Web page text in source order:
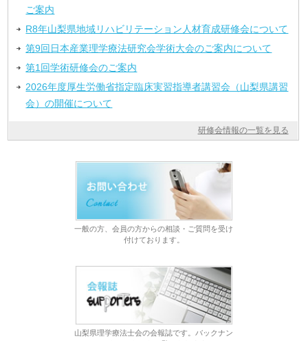
ご案内
R8年山梨県地域リハビリテーション人材育成研修会について
第9回日本産業理学療法研究会学術大会のご案内について
第1回学術研修会のご案内
2026年度厚生労働省指定臨床実習指導者講習会（山梨県講習
会）の開催について
研修会情報の一覧を見る
一般の方、会員の方からの相談・ご質問を受け
付けております。
山梨県理学療法士会の会報誌です。バックナン